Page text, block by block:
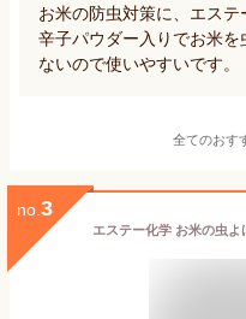
お米の防虫対策に、エス
辛子パウダー入りでお米
ないので使いやすいです。
全てのおす
no. 3
エステー化学 お米の虫